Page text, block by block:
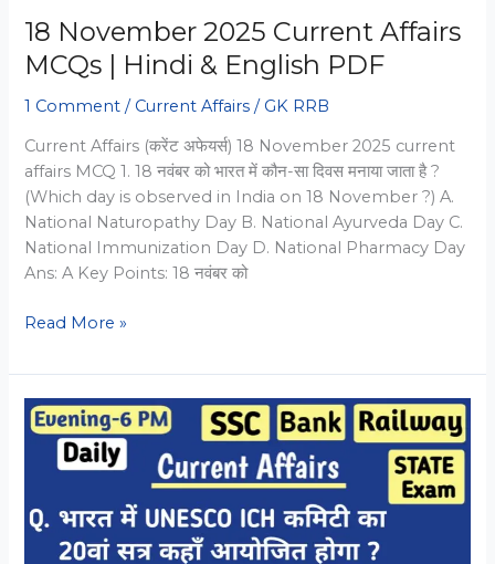
18 November 2025 Current Affairs
MCQs | Hindi & English PDF
1 Comment / Current Affairs / GK RRB
Current Affairs (करेंट अफेयर्स) 18 November 2025 current
affairs MCQ 1. 18 नवंबर को भारत में कौन-सा दिवस मनाया जाता है ?
(Which day is observed in India on 18 November ?) A.
National Naturopathy Day B. National Ayurveda Day C.
National Immunization Day D. National Pharmacy Day
Ans: A Key Points: 18 नवंबर को
18
2025
Current
Affairs
MCQs
&
English
Read More »